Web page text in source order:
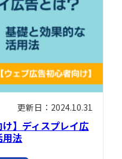
更新日：2024.10.31
け】ディスプレイ広
用法